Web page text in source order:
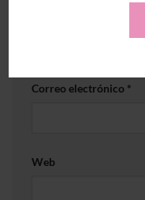
Correo electrónico *
Web